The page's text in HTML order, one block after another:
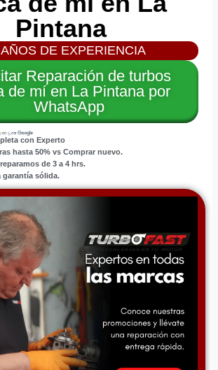
Pintana
DE EXPERIENCIA
Reparación de turbos
de mí en La Pintana por
WhatsApp
con Experto
hasta 50% vs Comprar nuevo.
de 3 a 4 hrs.
garantía sólida.